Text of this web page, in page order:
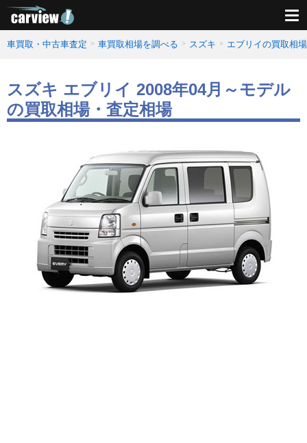
車買取・中古車査定 車買取相場を調べる スズキ エブリイの買取相
スズキ エブリイ 2008年04月～モデル
の買取相場・査定相場